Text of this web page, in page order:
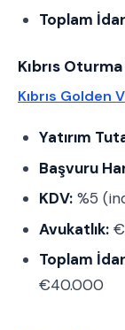
Toplam
Kıbrıs
Kıbrıs Golden
Yatırım
Başvuru
KDV: %5
Avukatlık:
Toplam
€40.000